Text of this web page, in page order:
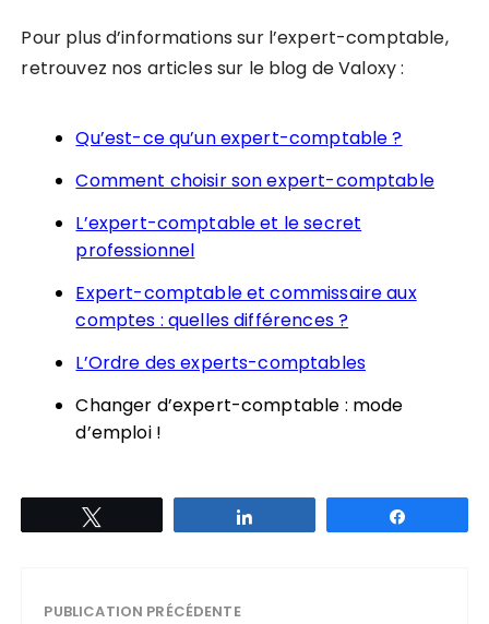
Pour plus d’informations sur l’expert-comptable,
retrouvez nos articles sur le blog de Valoxy :
Qu’est-ce qu’un expert-comptable ?
Comment choisir son expert-comptable
L’expert-comptable et le secret
professionnel
Expert-comptable et commissaire aux
comptes : quelles différences ?
L’Ordre des experts-comptables
Changer d’expert-comptable : mode
d’emploi !
PUBLICATION PRÉCÉDENTE